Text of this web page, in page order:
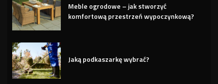
Meble ogrodowe – jak stworzyć
komfortową przestrzeń wypoczynkową?
Jaką podkaszarkę wybrać?